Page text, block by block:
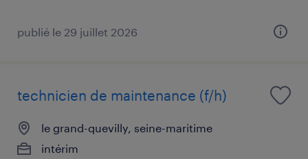
publié le 29 juillet 2026
technicien de maintenance (f/h)
le grand-quevilly, seine-maritime
intérim